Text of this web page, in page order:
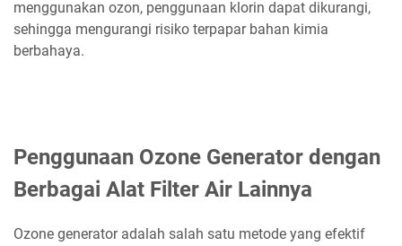
menggunakan ozon, penggunaan klorin dapat dikurangi,
sehingga mengurangi risiko terpapar bahan kimia
berbahaya.
Penggunaan Ozone Generator dengan
Berbagai Alat Filter Air Lainnya
Ozone generator adalah salah satu metode yang efektif